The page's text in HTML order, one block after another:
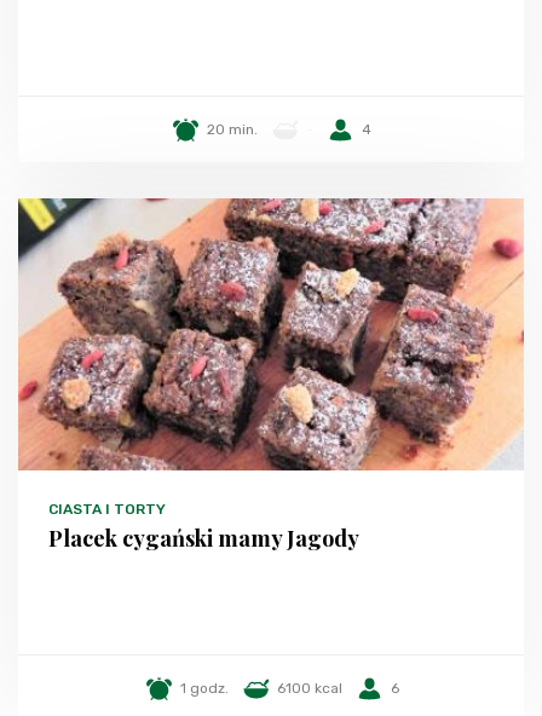
20 min. 4
CIASTA I TORTY
Placek cygański mamy Jagody
1 godz. 6100 kcal 6